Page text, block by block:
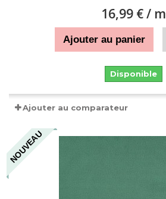
16,99 €/ m
Ajouter au panier
Disponible
Ajouter au comparateur
NOUVEAU